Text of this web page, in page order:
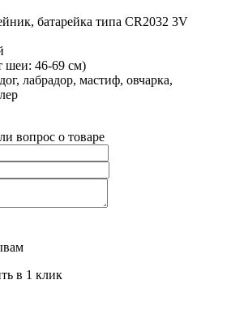
батарейка типа CR2032 3V
шеи: 46-69 см)
лабрадор, мастиф, овчарка,
вопрос о товаре
в 1 клик